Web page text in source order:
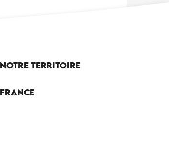
Notre territoire
France